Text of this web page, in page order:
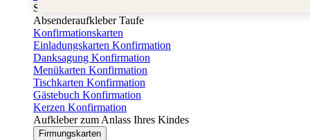
Sticker Taufe
Absenderaufkleber Taufe
Konfirmationskarten
Einladungskarten Konfirmation
Danksagung Konfirmation
Menükarten Konfirmation
Tischkarten Konfirmation
Gästebuch Konfirmation
Kerzen Konfirmation
Aufkleber zum Anlass Ihres Kindes
Firmungskarten